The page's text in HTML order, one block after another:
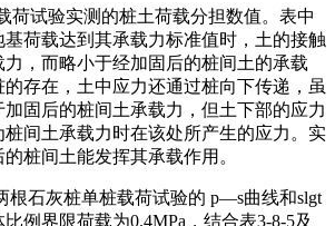
荷试验实测的桩土荷载分担数值。表中
荷载达到其承载力标准值时，土的接触
，而略小于经加固后的桩间土的承载
存在，土中应力还通过桩向下传递，虽
固后的桩间土承载力，但土下部的应力
间土承载力时在该处所产生的应力。实
桩间土能发挥其承载作用。
根石灰桩单桩载荷试验的 p—s曲线和slgt
例界限荷载为0.4MPa，结合表3-8-5及